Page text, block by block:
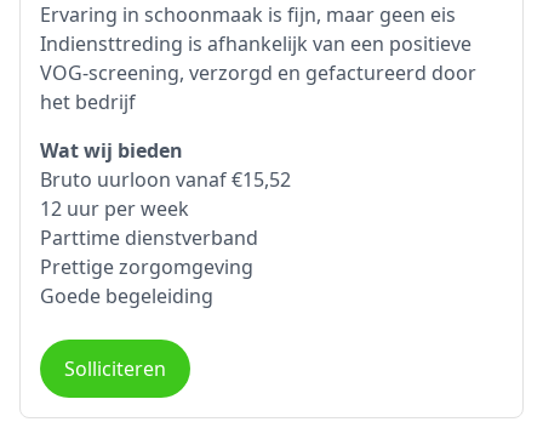
Ervaring in schoonmaak is fijn, maar geen eis
Indiensttreding is afhankelijk van een positieve
VOG-screening, verzorgd en gefactureerd door
het bedrijf
Wat wij bieden
Bruto uurloon vanaf €15,52
12 uur per week
Parttime dienstverband
Prettige zorgomgeving
Goede begeleiding
Solliciteren